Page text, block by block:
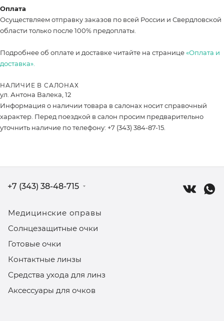
Оплата
Осуществляем отправку заказов по всей России и Свердловской
области только после 100% предоплаты.
Подробнее об оплате и доставке читайте на странице«Оплата и
доставка».
НАЛИЧИЕ В САЛОНАХ
ул. Антона Валека, 12
Информация о наличии товара в салонах носит справочный
характер. Перед поездкой в салон просим предварительно
уточнить наличие по телефону: +7 (343) 384-87-15.
Медицинские оправы
Солнцезащитные очки
Готовые очки
Контактные линзы
Средства ухода для линз
Аксессуары для очков
+7 (343) 38-48-715